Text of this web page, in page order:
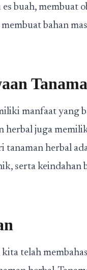
es buah, membuat
bahan
manfaat yang
herbal juga
tanaman herbal
serta keindahan
telah